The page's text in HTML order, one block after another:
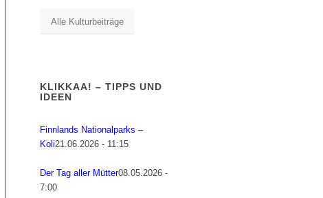
Alle Kulturbeiträge
KLIKKAA! – TIPPS UND
IDEEN
Finnlands Nationalparks –
Koli21.06.2026 - 11:15
Der Tag aller Mütter08.05.2026 -
7:00